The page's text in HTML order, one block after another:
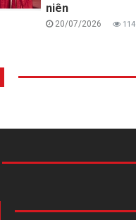
niên
20/07/2026